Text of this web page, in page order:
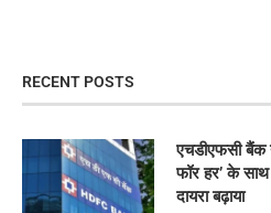
RECENT POSTS
एचडीएफसी बैंक
फॉर हर’ के
दायरा बढ़ाया